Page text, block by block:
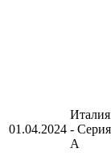
01.04.2024
Италия
- Серия
А